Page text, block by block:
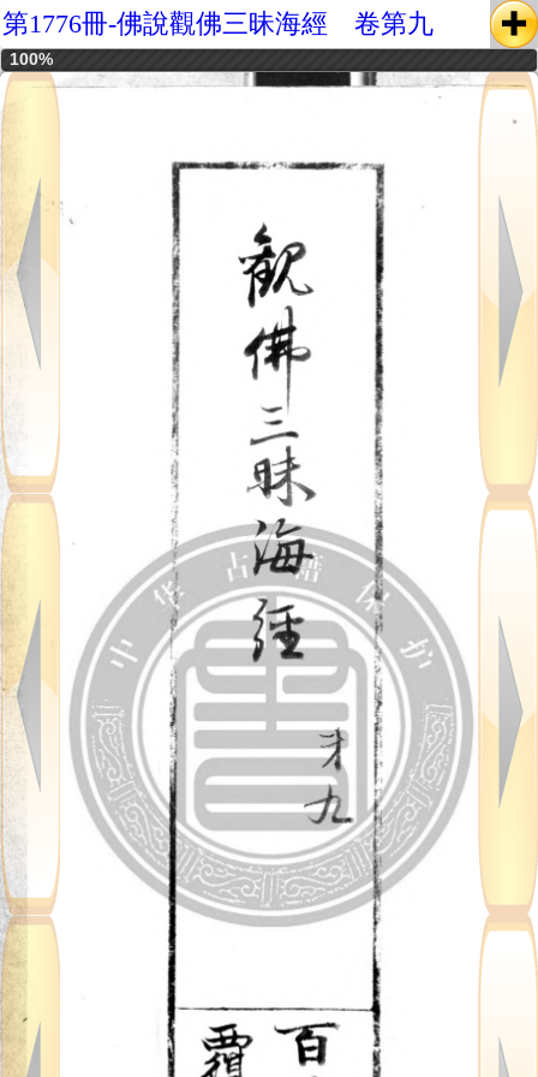
第1776冊-佛說觀佛三昧海經 卷第九
100%